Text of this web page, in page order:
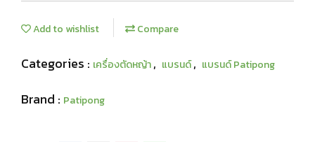
Add to wishlist Compare
Categories : เครื่องตัดหญ้า, แบรนด์, แบรนด์ Patipong
Brand : Patipong